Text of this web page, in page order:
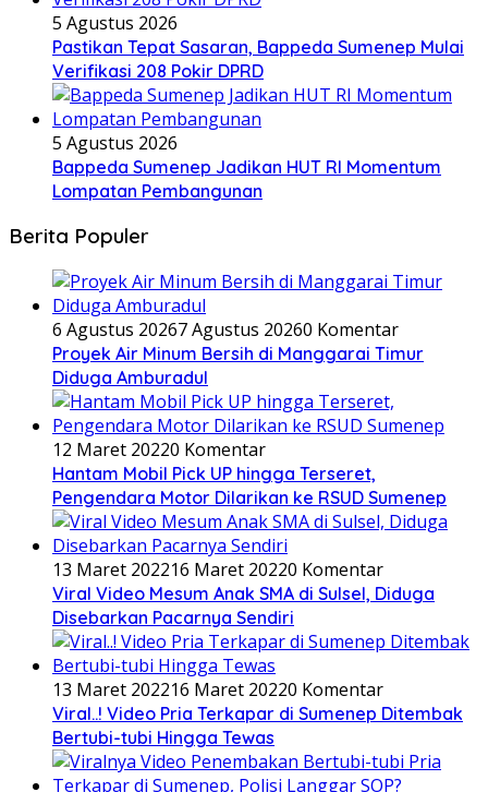
5 Agustus 2026
Pastikan Tepat Sasaran, Bappeda Sumenep Mulai
Verifikasi 208 Pokir DPRD
5 Agustus 2026
Bappeda Sumenep Jadikan HUT RI Momentum
Lompatan Pembangunan
Berita Populer
6 Agustus 20267 Agustus 20260 Komentar
Proyek Air Minum Bersih di Manggarai Timur
Diduga Amburadul
12 Maret 20220 Komentar
Hantam Mobil Pick UP hingga Terseret,
Pengendara Motor Dilarikan ke RSUD Sumenep
13 Maret 202216 Maret 20220 Komentar
Viral Video Mesum Anak SMA di Sulsel, Diduga
Disebarkan Pacarnya Sendiri
13 Maret 202216 Maret 20220 Komentar
Viral..! Video Pria Terkapar di Sumenep Ditembak
Bertubi-tubi Hingga Tewas